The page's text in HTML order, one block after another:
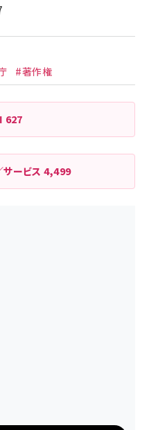
#著作権
627
サービス4,499